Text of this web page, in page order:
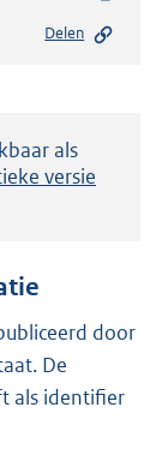
Delen
als
versie
door
De
als identifier